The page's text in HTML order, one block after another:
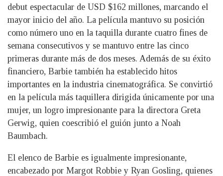
debut espectacular de USD $162 millones, marcando el
mayor inicio del año. La película mantuvo su posición
como número uno en la taquilla durante cuatro fines de
semana consecutivos y se mantuvo entre las cinco
primeras durante más de dos meses. Además de su éxito
financiero, Barbie también ha establecido hitos
importantes en la industria cinematográfica. Se convirtió
en la película más taquillera dirigida únicamente por una
mujer, un logro impresionante para la directora Greta
Gerwig, quien coescribió el guión junto a Noah
Baumbach.
El elenco de Barbie es igualmente impresionante,
encabezado por Margot Robbie y Ryan Gosling, quienes